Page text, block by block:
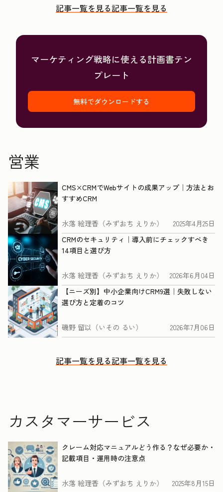
記事一覧を見る記事一覧を見る
マーケティング戦略に使える計画書テン
プレート
無料でダウンロードする
営業
CMS×CRMでWebサイトの成果アップ｜方法とお
すすめCRM
水落 絵理香（みずおち えりか）
2025年4月25日
CRMのセキュリティ｜導入前にチェックすべき
14項目と選び方
水落 絵理香（みずおち えりか）
2026年6月04日
【ニーズ別】中小企業向けCRM9選｜失敗しない
選び方と定着のコツ
磯野 留以（いその るい） 2026年7月06日
記事一覧を見る記事一覧を見る
カスタマーサービス
クレーム対応マニュアルどう作る？なぜ必要か・
記載項目・運用時の注意点
水落 絵理香（みずおち えりか）
2025年8月15日